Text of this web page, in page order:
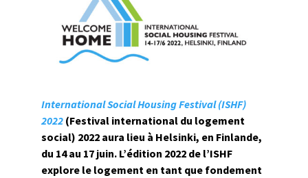
International Social Housing Festival (ISHF)
2022 (Festival international du logement
social) 2022 aura lieu à Helsinki, en Finlande,
du 14 au 17 juin. L’édition 2022 de l’ISHF
explore le logement en tant que fondement